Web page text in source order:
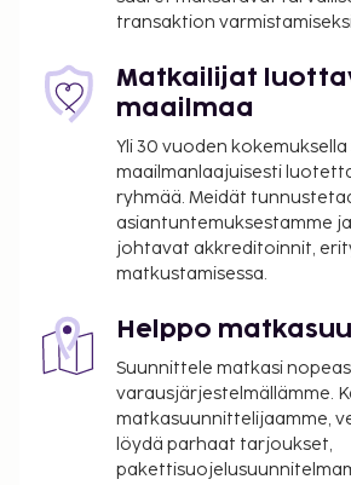
internetyhteys, concierge-
muun muassa
televisio yleisissä tiloissa ja
raikasta juotavaa. Maksullinen
majoituspaikan virallisen
myöntänyt Ranskan turismin
Majoituspaikka on suljettu
Majoituspaikka veloittaa
suoritettavat maksut. Maksuihin
sovellettavat verot:
Kaupungin perimä vero: 5.53
per yö. Tätä veroa ei peritä
vanhoilta lapsilta.
transaktion
Matkailijat
maailmaa
Yli 30 vuoden
maailmanlaajuisesti
ryhmää. Meidät
asiantuntemuksestamme
johtavat akkreditoinnit,
matkustamisessa.
Helppo
Suunnittele matkasi
varausjärjestelmällämme.
matkasuunnittelijaamme,
löydä parhaat tarjoukset,